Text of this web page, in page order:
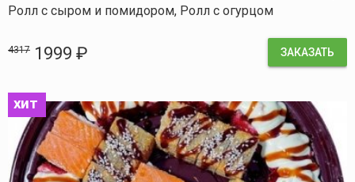
Ролл с сыром и помидором, Ролл с огурцом
4317 1999 ₽ ЗАКАЗАТЬ
хит